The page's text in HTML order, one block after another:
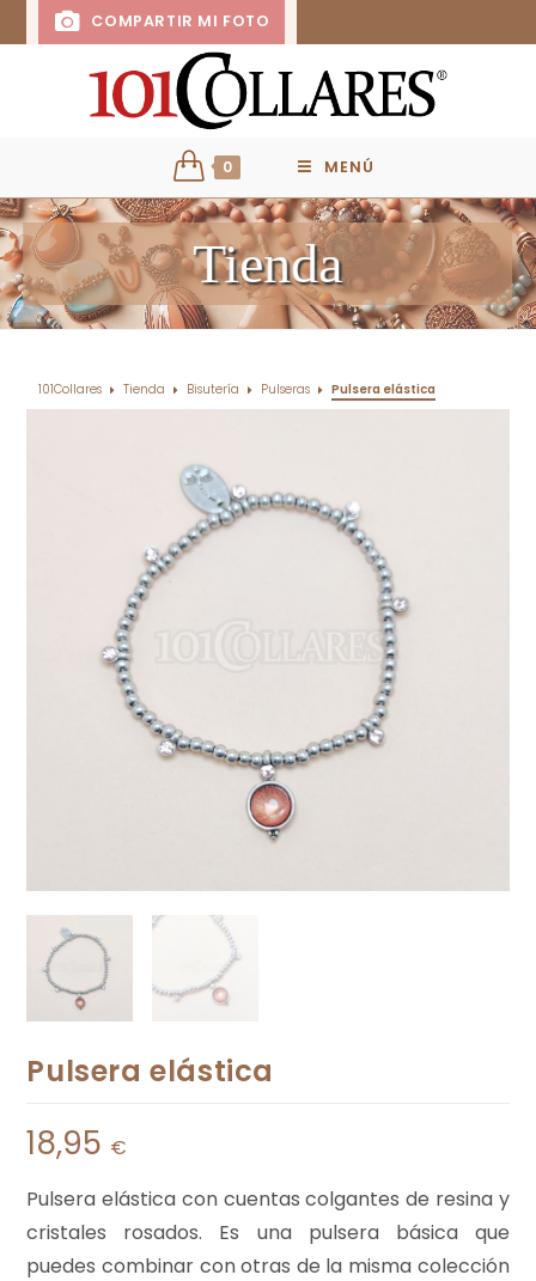
COMPARTIR MI FOTO
0 MENÚ
Tienda
101Collares Tienda Bisutería Pulseras Pulsera elástica
Pulsera elástica
18,95 €
Pulsera elástica con cuentas colgantes de resina y
cristales rosados. Es una pulsera básica que
puedes combinar con otras de la misma colección